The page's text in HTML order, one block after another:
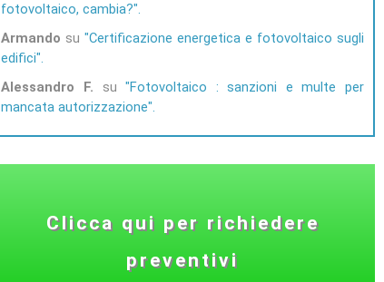
fotovoltaico, cambia?
Armando su Certificazione energetica e fotovoltaico sugli
edifici
Alessandro F. su Fotovoltaico : sanzioni e multe per
mancata autorizzazione
Clicca qui per richiedere
preventivi